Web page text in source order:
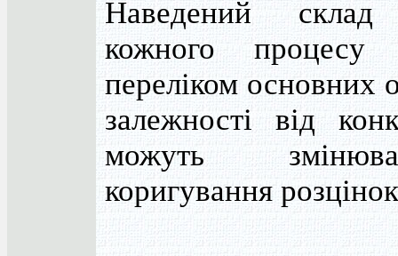
Наведений
кожного
переліком основних
залежності від
можуть
коригування